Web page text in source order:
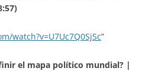
watch?v=U7Uc7Q0SjSc”
el mapa político mundial? |